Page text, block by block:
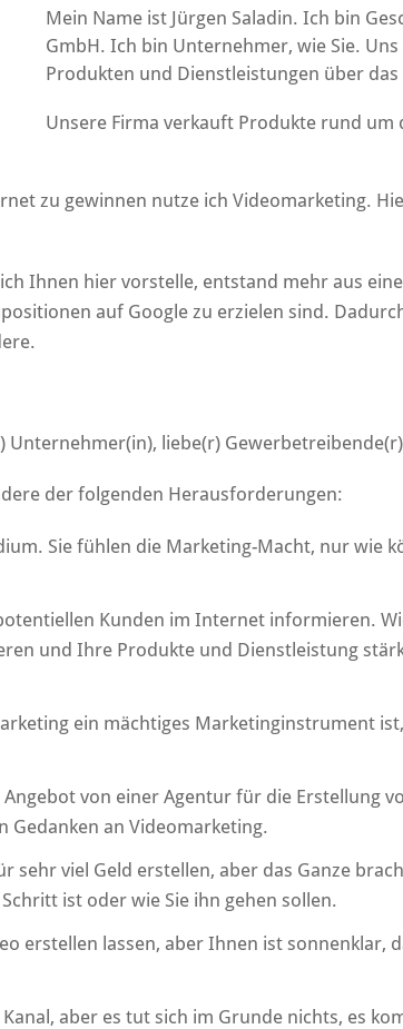
Mein Name ist Jürgen Saladin. Ich bin
GmbH. Ich bin Unternehmer, wie Sie.
Produkten und Dienstleistungen über
Unsere Firma verkauft Produkte rund um
zu gewinnen nutze ich Videomarketing.
Ihnen hier vorstelle, entstand mehr aus
auf Google zu erzielen sind.
Unternehmer(in), liebe(r)
der folgenden Herausforderungen:
Sie fühlen die Marketing-Macht, nur wie
Kunden im Internet informieren.
und Ihre Produkte und Dienstleistung
ein mächtiges Marketinginstrument
von einer Agentur für die Erstellung
Gedanken an Videomarketing.
sehr viel Geld erstellen, aber das Ganze
ist oder wie Sie ihn gehen sollen.
erstellen lassen, aber Ihnen ist sonnenklar,
aber es tut sich im Grunde nichts, es